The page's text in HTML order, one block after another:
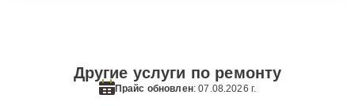
Другие услуги по ремонту
Прайс обновлен: 07.08.2026 г.